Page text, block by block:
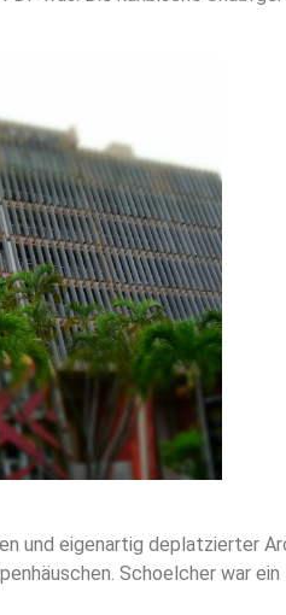
und eigenartig deplatzierter
Schoelcher war